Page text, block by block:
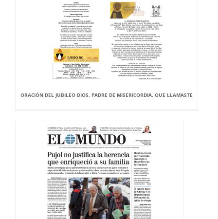
ORACIÓN DEL JUBILEO DIOS, PADRE DE MISERICORDIA, QUE LLAMASTE